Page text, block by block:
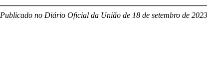
Publicado no Diário Oficial da União de 18 de setembro de